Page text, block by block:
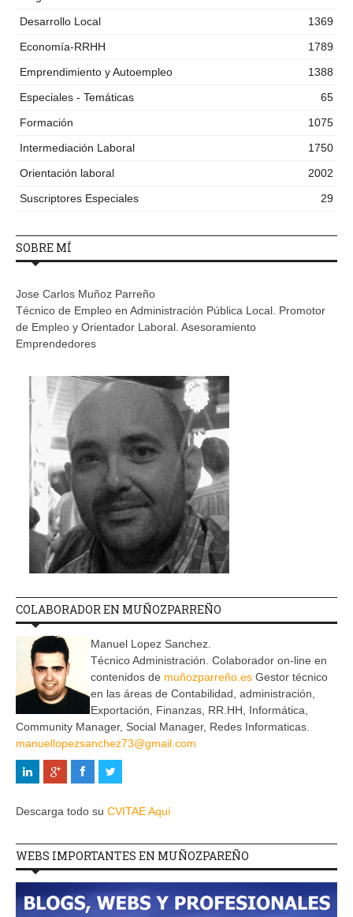
Desarrollo Local
1369
Economía-RRHH
1789
Emprendimiento y Autoempleo
1388
Especiales - Temáticas
65
Formación
1075
Intermediación Laboral
1750
Orientación laboral
2002
Suscriptores Especiales
29
SOBRE MÍ
Jose Carlos Muñoz Parreño
Técnico de Empleo en Administración Pública Local. Promotor
de Empleo y Orientador Laboral. Asesoramiento
Emprendedores
COLABORADOR EN MUÑOZPARREÑO
Manuel Lopez Sanchez.
Técnico Administración. Colaborador on-line en
contenidos de muñozparreño.es Gestor técnico
en las áreas de Contabilidad, administración,
Exportación, Finanzas, RR.HH, Informática,
Community Manager, Social Manager, Redes Informaticas.
manuellopezsanchez73@gmail.com
Descarga todo su CVITAE Aquí
WEBS IMPORTANTES EN MUÑOZPAREÑO